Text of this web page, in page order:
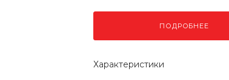
ПОДРОБНЕЕ
Характеристики